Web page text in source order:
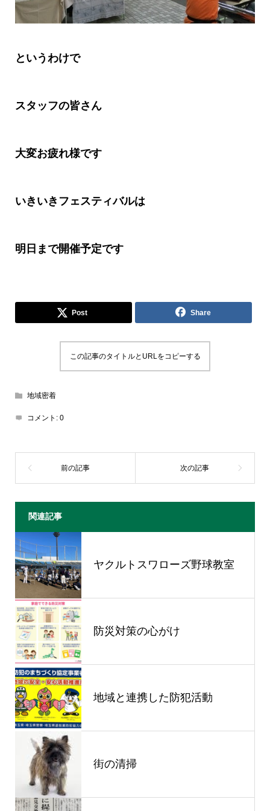
というわけで
スタッフの皆さん
大変お疲れ様です
いきいきフェスティバルは
明日まで開催予定です
Post Share
この記事のタイトルとURLをコピーする
地域密着
コメント: 0
関連記事
ヤクルトスワローズ野球教室
防災対策の心がけ
地域と連携した防犯活動
街の清掃